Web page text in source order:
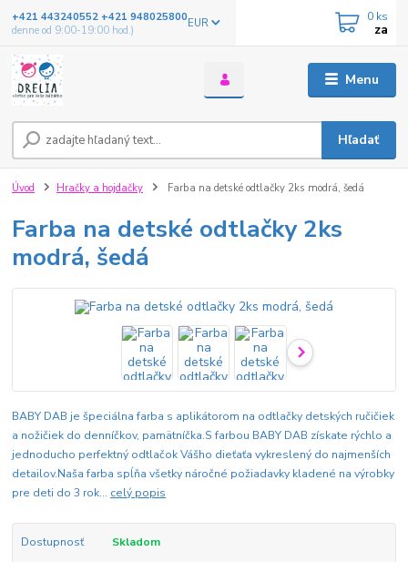
Menu
EUR
Hľadať
+421 443240552 +421 948025800
denne od 9:00-19:00 hod.)
0 ks
za
Úvod Hračky a hojdačky Farba na detské odtlačky 2ks modrá, šedá
Farba na detské odtlačky 2ks
modrá, šedá
BABY DAB je špeciálna farba s aplikátorom na odtlačky detských ručičiek
a nožičiek do denníčkov, pamätníčka.S farbou BABY DAB získate rýchlo a
jednoducho perfektný odtlačok Vášho dieťaťa vykreslený do najmenších
detailov.Naša farba spĺňa všetky náročné požiadavky kladené na výrobky
pre deti do 3 rok... celý popis
Dostupnosť Skladom